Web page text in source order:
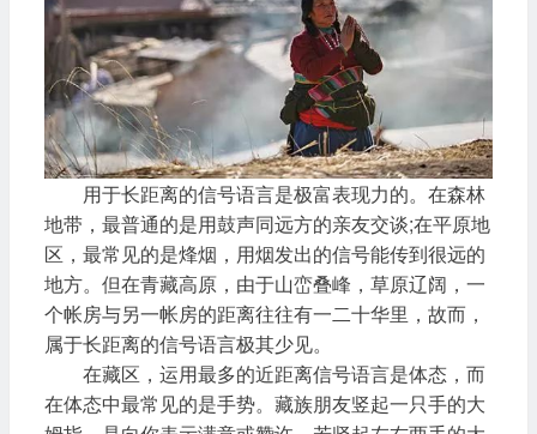
用于长距离的信号语言是极富表现力的。在森林
地带，最普通的是用鼓声同远方的亲友交谈;在平原地
区，最常见的是烽烟，用烟发出的信号能传到很远的
地方。但在青藏高原，由于山峦叠峰，草原辽阔，一
个帐房与另一帐房的距离往往有一二十华里，故而，
属于长距离的信号语言极其少见。
在藏区，运用最多的近距离信号语言是体态，而
在体态中最常见的是手势。藏族朋友竖起一只手的大